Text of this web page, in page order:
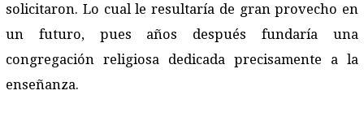
solicitaron. Lo cual le resultaría de gran provecho en
un futuro, pues años después fundaría una
congregación religiosa dedicada precisamente a la
enseñanza.